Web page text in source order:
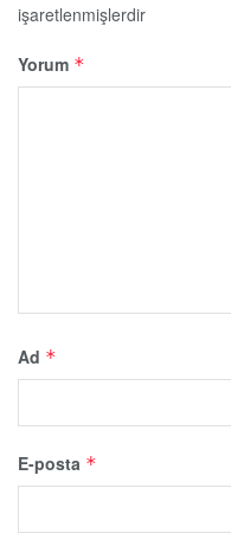
işaretlenmişlerdir
Yorum *
Ad *
E-posta *